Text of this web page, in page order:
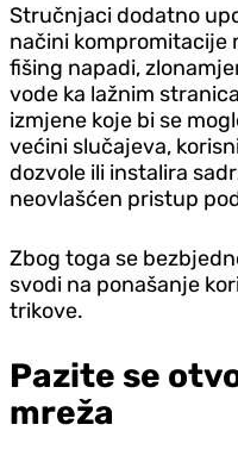
Stručnjaci dodatno
načini kompromitacije
fišing napadi,
vode ka lažnim
izmjene koje bi se
većini slučajeva,
dozvole ili instalira
neovlašćen pristup
Zbog toga se
svodi na ponašanje
trikove.
Pazite se
mreža